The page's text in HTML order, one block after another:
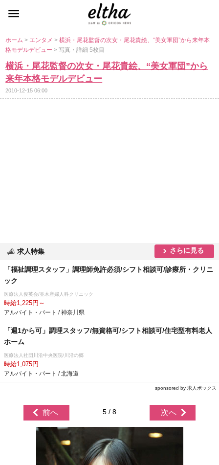
ホーム> エンタメ>横浜・尾花監督の次女・尾花貴絵、“美女軍団”から来年本
格モデルデビュー> 写真・詳細 5枚目
横浜・尾花監督の次女・尾花貴絵、“美女軍団”から
来年本格モデルデビュー
2010-12-15 06:00
求人特集 さらに見る
「福祉調理スタッフ」調理師免許必須/シフト相談可/診療所・クリニ
ック
医療法人俊英会/並木産婦人科クリニック
時給1,225円～
アルバイト・パート / 神奈川県
「週1から可」調理スタッフ/無資格可/シフト相談可/住宅型有料老人
ホーム
医療法人社団川沿中央医院/川沿の郷
時給1,075円
アルバイト・パート / 北海道
sponsored by 求人ボックス
前へ 5 / 8 次へ